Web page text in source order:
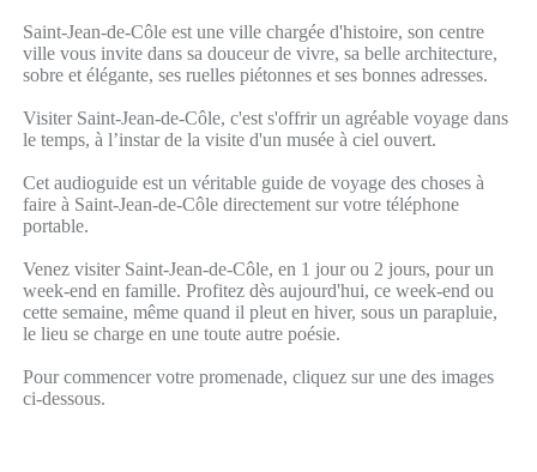
Saint-Jean-de-Côle est une ville chargée d'histoire, son centre
ville vous invite dans sa douceur de vivre, sa belle architecture,
sobre et élégante, ses ruelles piétonnes et ses bonnes adresses.
Visiter Saint-Jean-de-Côle, c'est s'offrir un agréable voyage dans
le temps, à l’instar de la visite d'un musée à ciel ouvert.
Cet audioguide est un véritable guide de voyage des choses à
faire à Saint-Jean-de-Côle directement sur votre téléphone
portable.
Venez visiter Saint-Jean-de-Côle, en 1 jour ou 2 jours, pour un
week-end en famille. Profitez dès aujourd'hui, ce week-end ou
cette semaine, même quand il pleut en hiver, sous un parapluie,
le lieu se charge en une toute autre poésie.
Pour commencer votre promenade, cliquez sur une des images
ci-dessous.